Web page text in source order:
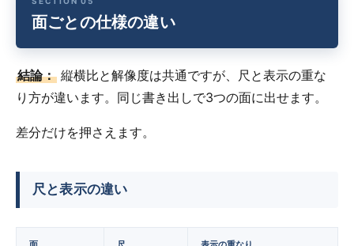
面ごとの仕様の違い
結論： 縦横比と解像度は共通ですが、尺と表示の重な
り方が違います。同じ書き出しで3つの面に出せます。
差分だけを押さえます。
尺と表示の違い